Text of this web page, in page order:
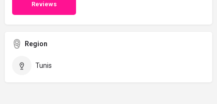
Reviews
Region
Tunis